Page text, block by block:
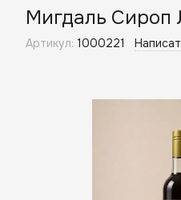
Мигдаль Сироп
Артикул: 1000221